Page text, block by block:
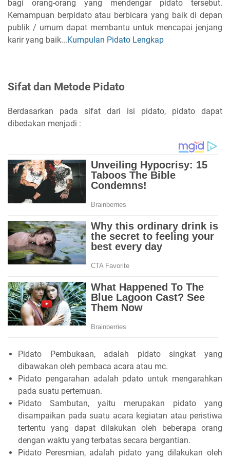
bagi orang-orang yang mendengar pidato tersebut.
Kemampuan berpidato atau berbicara yang baik di depan
publik / umum dapat membantu untuk mencapai jenjang
karir yang baik...Kumpulan Pidato Lengkap
Sifat dan Metode Pidato
Berdasarkan pada sifat dari isi pidato, pidato dapat
dibedakan menjadi :
Pidato Pembukaan, adalah pidato singkat yang
dibawakan oleh pembaca acara atau mc.
Pidato pengarahan adalah pdato untuk mengarahkan
pada suatu pertemuan.
Pidato Sambutan, yaitu merupakan pidato yang
disampaikan pada suatu acara kegiatan atau peristiwa
tertentu yang dapat dilakukan oleh beberapa orang
dengan waktu yang terbatas secara bergantian.
Pidato Peresmian, adalah pidato yang dilakukan oleh